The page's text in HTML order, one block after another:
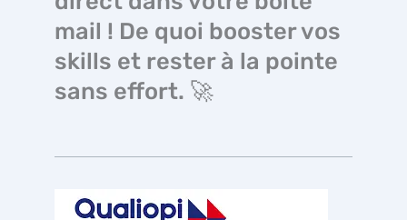
mail ! De quoi booster vos
skills et rester à la pointe
sans effort. 🚀